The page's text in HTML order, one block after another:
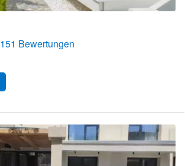
151 Bewertungen